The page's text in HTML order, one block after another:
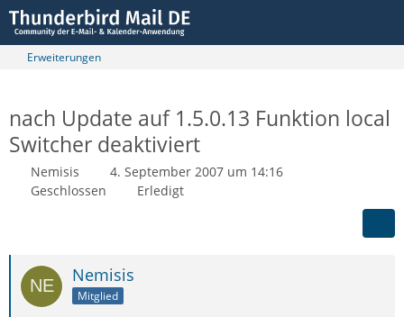
Erweiterungen
nach Update auf 1.5.0.13 Funktion local
Switcher deaktiviert
Nemisis
4. September 2007 um 14:16
Geschlossen
Erledigt
Nemisis
Mitglied